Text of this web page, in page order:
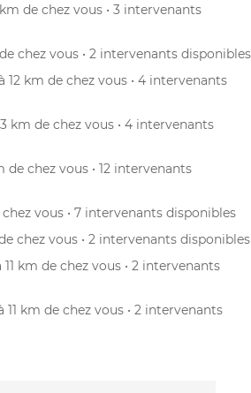
km de chez vous • 3 intervenants
chez vous • 2 intervenants disponibles
à 12 km de chez vous • 4 intervenants
km de chez vous • 4 intervenants
de chez vous • 12 intervenants
chez vous • 7 intervenants disponibles
de chez vous • 2 intervenants disponibles
11 km de chez vous • 2 intervenants
11 km de chez vous • 2 intervenants